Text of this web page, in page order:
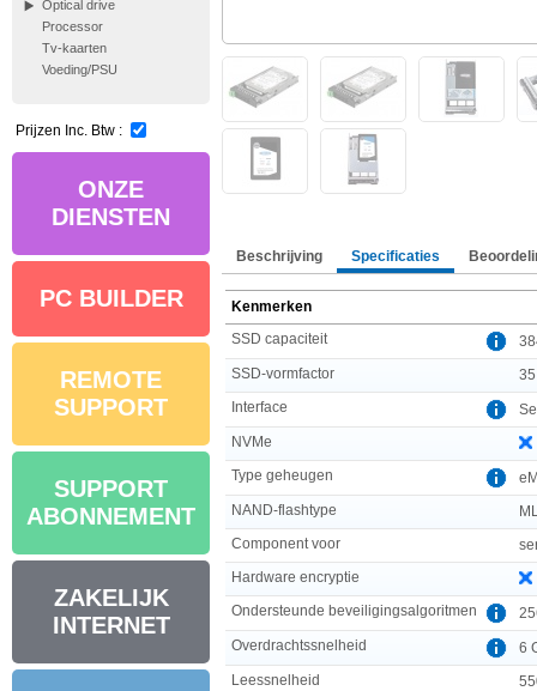
Optical drive
Processor
Tv-kaarten
Voeding/PSU
Prijzen Inc. Btw :
ONZE
DIENSTEN
PC BUILDER
REMOTE
SUPPORT
SUPPORT
ABONNEMENT
ZAKELIJK
INTERNET
Beschrijving Specificaties
Kenmerken
SSD capaciteit
SSD-vormfactor
35
Interface
NVMe
Type geheugen
NAND-flashtype
Component voor
Hardware encryptie
Ondersteunde beveiligingsalgoritmen
Overdrachtssnelheid
6
Leessnelheid